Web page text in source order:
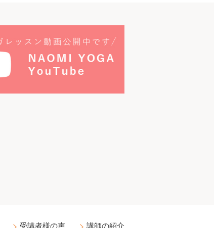
受講者様の声 講師の紹介